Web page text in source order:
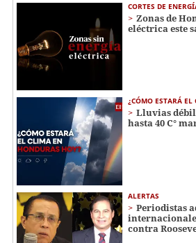
CORTES DE
Zonas de
eléctrica este
¿CÓMO ESTARÁ EL
Lluvias
hasta 40 C°
ALERTAS
Periodistas
contra